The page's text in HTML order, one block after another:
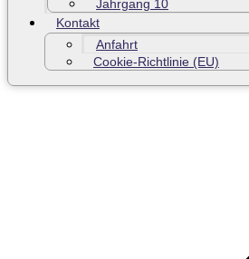
Jahrgang 10
Kontakt
Anfahrt
Cookie-Richtlinie (EU)